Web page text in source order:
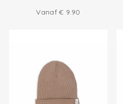
Vanaf€ 9.90